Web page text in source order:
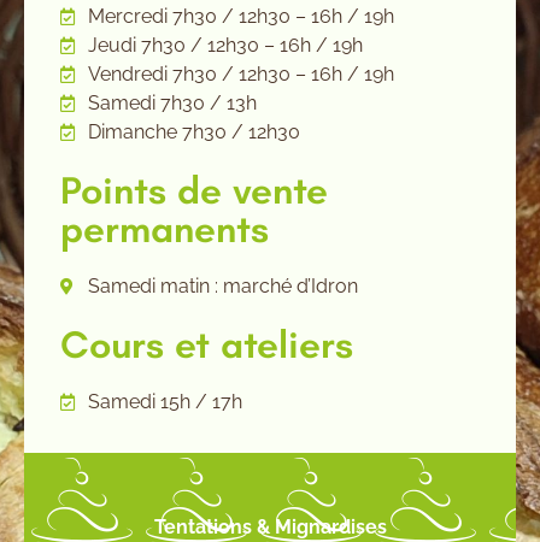
Mercredi 7h30 / 12h30 – 16h / 19h
Jeudi 7h30 / 12h30 – 16h / 19h
Vendredi 7h30 / 12h30 – 16h / 19h
Samedi 7h30 / 13h
Dimanche 7h30 / 12h30
Points de vente
permanents
Samedi matin : marché d’Idron
Cours et ateliers
Samedi 15h / 17h
Tentations & Mignardises